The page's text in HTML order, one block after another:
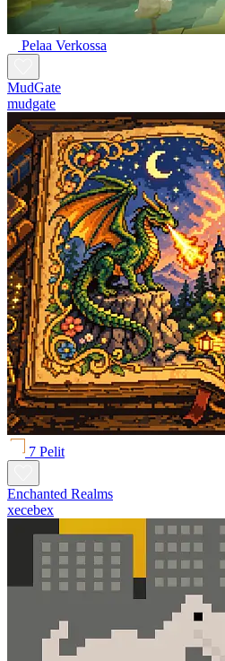
Pelaa Verkossa
MudGate
mudgate
7 Pelit
Enchanted Realms
xecebex